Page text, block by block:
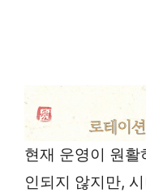
현재 운영이 원
인되지 않지만,